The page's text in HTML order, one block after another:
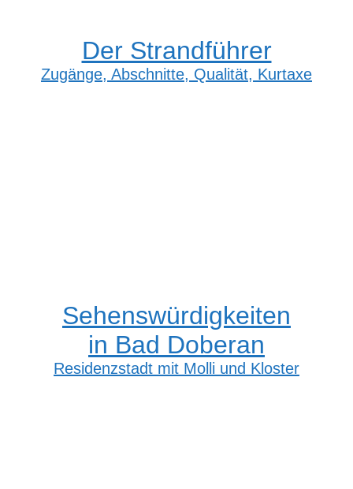
Der Strandführer
Zugänge, Abschnitte, Qualität, Kurtaxe
Sehenswürdigkeiten
in Bad Doberan
Residenzstadt mit Molli und Kloster